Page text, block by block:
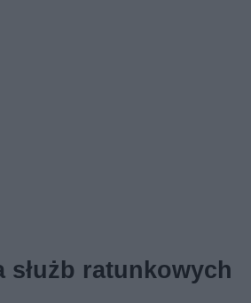
służb ratunkowych